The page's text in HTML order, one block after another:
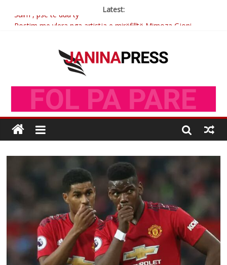
Latest:
Postim me vlera nga artistja e mirëfilltë Mimoza Gjoni
Brahim Çekaj njē veprimtar i respektuar i çeshtjës kombëtare